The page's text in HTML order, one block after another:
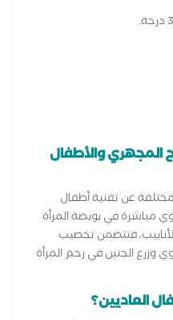
المجهري والأطفال
عن تقنية أطفال
مباشرة في بويضة المرأة
فتتضمن تخصيب
وزرع الجنين في رحم المرأة
العاديين؟